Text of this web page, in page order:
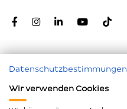
Datenschutzbestimmungen
Wir verwenden Cookies